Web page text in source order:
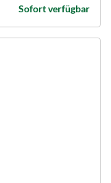
Sofort verfügbar